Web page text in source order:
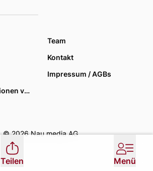
Team
Kontakt
Impressum / AGBs
Datenschutzoptionen verwalten
© 2026 Nau media AG
Teilen Menü